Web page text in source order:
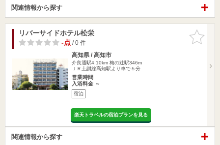
関連情報から探す
お気に入
りに追加
リバーサイドホテル松栄
-点/ 0 件
高知県 / 高知市
介良通駅4.10km 梅の辻駅346m
ＪＲ土讃線高知駅より車で５分
営業時間
入浴料金 ～
宿泊
楽天トラベルの宿泊プランを見る
関連情報から探す